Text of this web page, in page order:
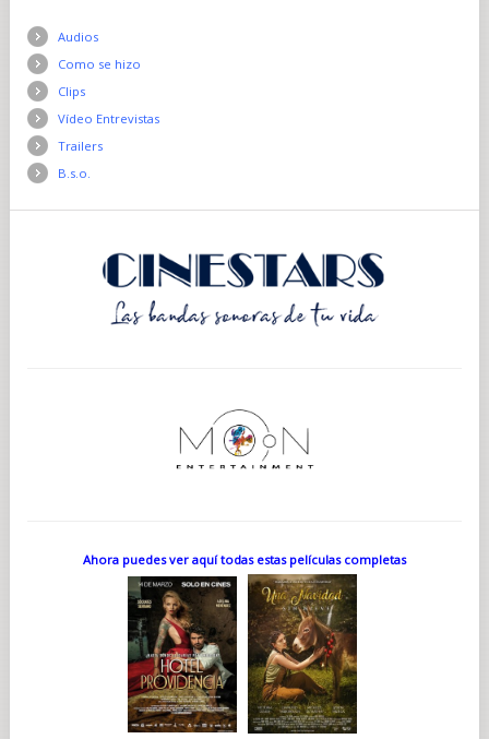
Audios
Como se hizo
Clips
Vídeo Entrevistas
Trailers
B.s.o.
Ahora puedes ver aquí todas estas películas completas